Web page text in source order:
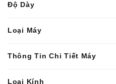
Độ Dày
Loại Máy
Thông Tin Chi Tiết Máy
Loại Kính